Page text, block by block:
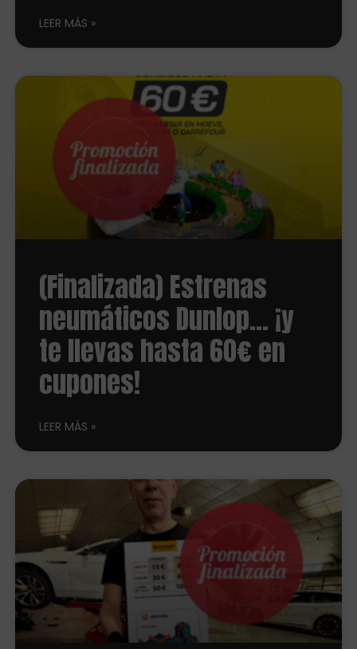
LEER MÁS
(Finalizada) Estrenas
neumáticos Dunlop… ¡y
te llevas hasta 60€ en
cupones!
LEER MÁS